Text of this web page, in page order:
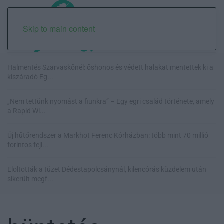
Skip to main content
Halmentés Szarvaskőnél: őshonos és védett halakat mentettek ki a
kiszáradó Eg...
„Nem tettünk nyomást a fiunkra” – Egy egri család története, amely
a Rapid Wi...
Új hűtőrendszer a Markhot Ferenc Kórházban: több mint 70 millió
forintos fejl...
Eloltották a tüzet Dédestapolcsánynál, kilencórás küzdelem után
sikerült megf...